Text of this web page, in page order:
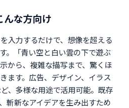
んな方向け
入力するだけで、想像を超える
。「青い空と白い雲の下で遊ぶ
から、複雑な描写まで、驚くほ
ます。広告、デザイン、イラス
、多様な用途で活用可能。既存
斬新なアイデアを生み出すため